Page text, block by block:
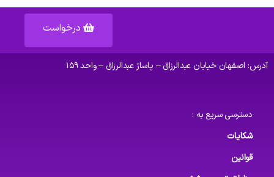
درخواست
آدرس: اصفهان خیابان عبدالرزاق – پاساژ عبدالرزاق – واحد ۱۵۹
دسترسی سریع به :
شکایات
قوانین